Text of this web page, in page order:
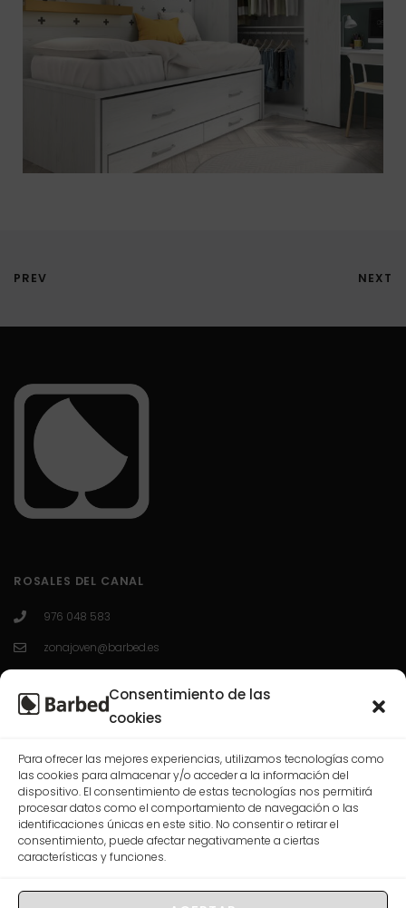
Consentimiento de las
cookies
Para ofrecer las mejores experiencias, utilizamos tecnologías como
las cookies para almacenar y/o acceder a la información del
dispositivo. El consentimiento de estas tecnologías nos permitirá
procesar datos como el comportamiento de navegación o las
identificaciones únicas en este sitio. No consentir o retirar el
consentimiento, puede afectar negativamente a ciertas
características y funciones.
PREV NEXT
ROSALES DEL CANAL
976 048 583
zonajoven@barbed.es
L-V 10:00-13:30 / 16:30-20:00
CASABLANCA
976 568 074
correo@barbed.es
L-V 10:00-13:30 / 16:30-20:00